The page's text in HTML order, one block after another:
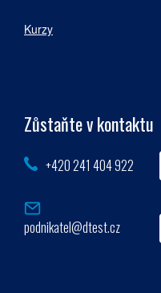
Kurzy
Zůstaňte v kontaktu
+420 241 404 922
podnikatel@dtest.cz